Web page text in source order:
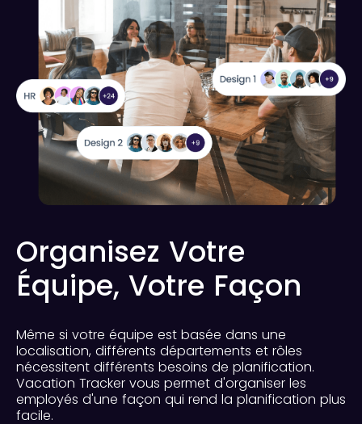
Organisez Votre
Équipe, Votre Façon
Même si votre équipe est basée dans une
localisation, différents départements et rôles
nécessitent différents besoins de planification.
Vacation Tracker vous permet d'organiser les
employés d'une façon qui rend la planification plus
facile.